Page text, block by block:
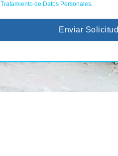
Tratamiento de Datos Personales.
Enviar Solicitud